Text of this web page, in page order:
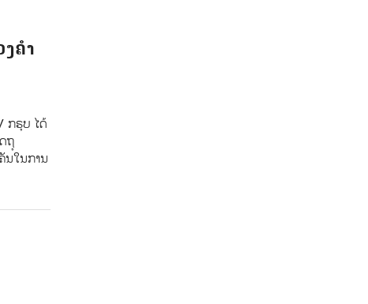
ຄຳ
ກຣຸບ ໄດ້
ຖຸ
ນໃນການ